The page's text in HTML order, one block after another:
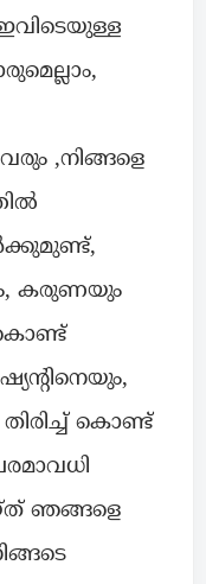
,നിങ്ങളെ
കരുണയും
കൊണ്ട്
ഞങ്ങളെ